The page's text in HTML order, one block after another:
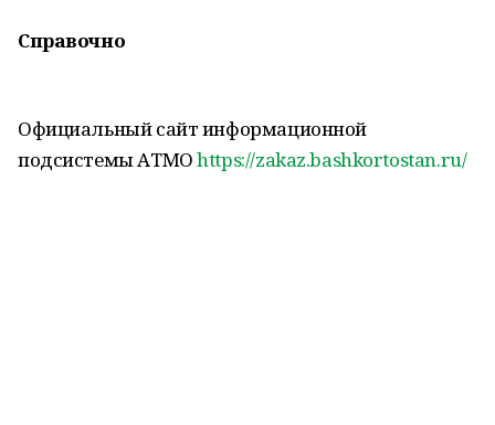
Справочно
Официальный сайт информационной
подсистемы АТМОhttps://zakaz.bashkortostan.ru/